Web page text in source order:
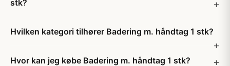
stk?
Hvilken kategori tilhører Badering m. håndtag 1 stk?
Hvor kan jeg købe Badering m. håndtag 1 stk?